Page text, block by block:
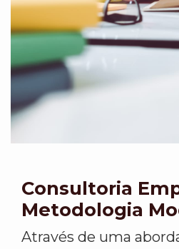
Consultoria
Metodologia
Através de uma